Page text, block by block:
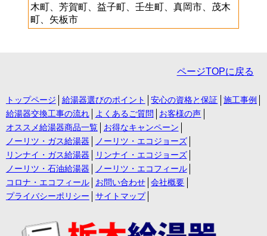
木町、芳賀町、益子町、壬生町、真岡市、茂木
町、矢板市
ページTOPに戻る
トップページ 給湯器選びのポイント 安心の資格と保証
施工事例
給湯器交換工事の流れ
よくあるご質問
お客様の声
オススメ給湯器商品一覧
お得なキャンペーン
ノーリツ・ガス給湯器
ノーリツ・エコジョーズ
リンナイ・ガス給湯器
リンナイ・エコジョーズ
ノーリツ・石油給湯器
ノーリツ・エコフィール
コロナ・エコフィール
お問い合わせ
会社概要
プライバシーポリシー
サイトマップ